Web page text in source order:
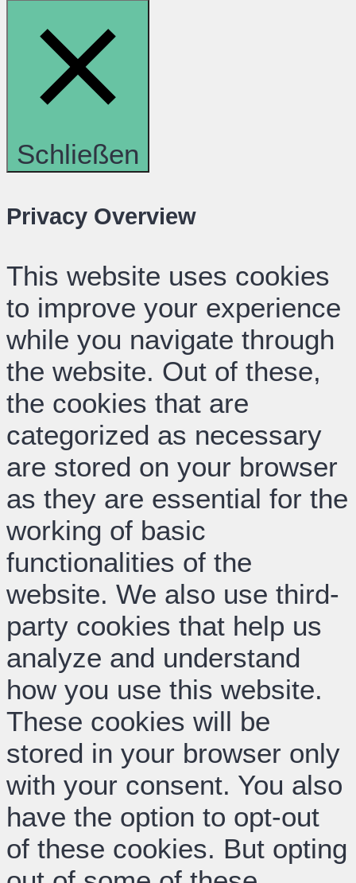
Schließen
Privacy Overview
This website uses cookies
to improve your experience
while you navigate through
the website. Out of these,
the cookies that are
categorized as necessary
are stored on your browser
as they are essential for the
working of basic
functionalities of the
website. We also use third-
party cookies that help us
analyze and understand
how you use this website.
These cookies will be
stored in your browser only
with your consent. You also
have the option to opt-out
of these cookies. But opting